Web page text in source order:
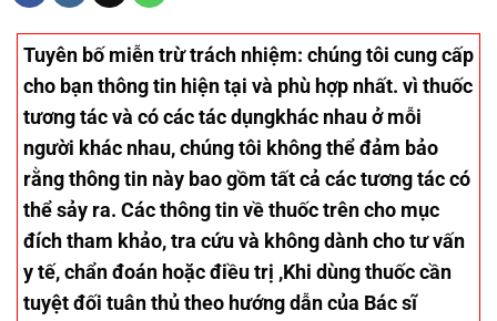
Tuyên bố miễn trừ trách nhiệm: chúng tôi cung cấp
cho bạn thông tin hiện tại và phù hợp nhất. vì thuốc
tương tác và có các tác dụngkhác nhau ở mỗi
người khác nhau, chúng tôi không thể đảm bảo
rằng thông tin này bao gồm tất cả các tương tác có
thể sảy ra. Các thông tin về thuốc trên cho mục
đích tham khảo, tra cứu và không dành cho tư vấn
y tế, chẩn đoán hoặc điều trị ,Khi dùng thuốc cần
tuyệt đối tuân thủ theo hướng dẫn của Bác sĩ